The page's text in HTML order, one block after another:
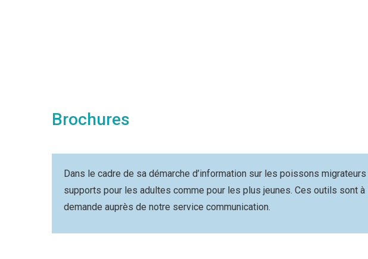
Brochures
Dans le cadre de sa démarche d’information sur les poissons
supports pour les adultes comme pour les plus jeunes. Ces outils sont
demande auprès de notre service communication.